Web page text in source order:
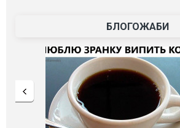
БЛОГОЖАБИ